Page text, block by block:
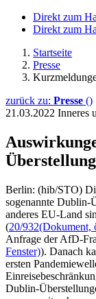
Direkt zum
Direkt zum
Startseite
Presse
zurück zu: Presse ()
21.03.2022 Inneres
Berlin: (hib/STO)
sogenannte Dublin-
anderes EU-Land
(20/932(Dokument,
Anfrage der AfD-
Fenster)). Danach
ersten
Dublin-